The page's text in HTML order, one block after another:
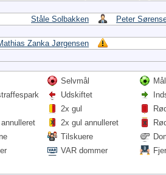
Ståle Solbakken Peter
Zanka Jørgensen
Selvmål
Udskiftet
2x gul
2x gul annulleret
Tilskuere
VAR dommer